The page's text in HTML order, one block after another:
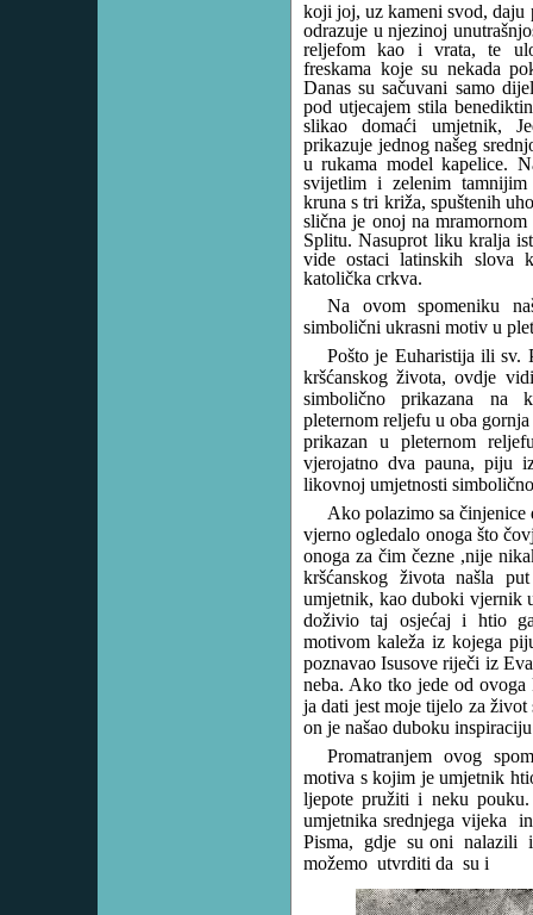
koji joj, uz kameni svod, daju
odrazuje u njezinoj
reljefom kao i vrata, te
freskama koje su nekada
Danas su sačuvani samo
pod utjecajem stila
slikao domaći umjetnik,
prikazuje jednog našeg
u rukama model kapelice.
svijetlim i zelenim tamnijim
kruna s tri križa, spuštenih
slična je onoj na
Splitu. Nasuprot liku kralja
vide ostaci latinskih slova
katolička crkva.
Na ovom spomeniku
simbolični ukrasni motiv u
Pošto je Euharistija ili sv.
kršćanskog života, ovdje
simbolično prikazana na
pleternom reljefu u oba
prikazan u pleternom
vjerojatno dva pauna, piju
likovnoj umjetnosti
Ako polazimo sa
vjerno ogledalo onoga što
onoga za čim čezne ,nije
kršćanskog života našla
umjetnik, kao duboki vjernik
doživio taj osjećaj i htio
motivom kaleža iz kojega
poznavao Isusove riječi iz
neba. Ako tko jede od
ja dati jest moje tijelo za
on je našao duboku
Promatranjem ovog
motiva s kojim je umjetnik
ljepote pružiti i neku
umjetnika srednjega vijeka
Pisma, gdje su oni nalazili
možemo utvrditi da su i